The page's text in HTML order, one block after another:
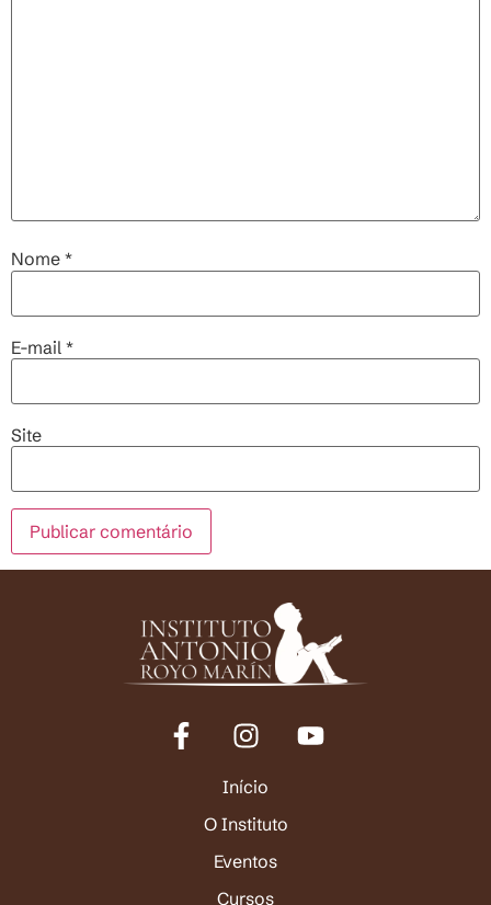
Nome *
E-mail *
Site
Início
O Instituto
Eventos
Cursos